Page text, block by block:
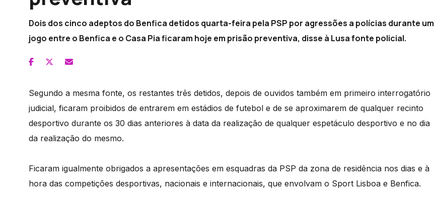
Dois dos cinco adeptos do Benfica detidos quarta-feira pela PSP por agressões a polícias durante um
jogo entre o Benfica e o Casa Pia ficaram hoje em prisão preventiva, disse à Lusa fonte policial.
Segundo a mesma fonte, os restantes três detidos, depois de ouvidos também em primeiro interrogatório
judicial, ficaram proibidos de entrarem em estádios de futebol e de se aproximarem de qualquer recinto
desportivo durante os 30 dias anteriores à data da realização de qualquer espetáculo desportivo e no dia
da realização do mesmo.
Ficaram igualmente obrigados a apresentações em esquadras da PSP da zona de residência nos dias e à
hora das competições desportivas, nacionais e internacionais, que envolvam o Sport Lisboa e Benfica.